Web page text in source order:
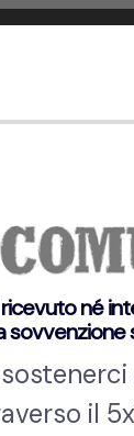
né
sovvenzione
il